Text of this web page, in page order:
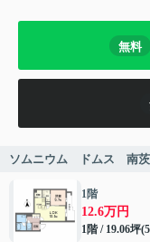
無料
ソムニウム ドムス 南茨
1階
12.6万円
1階 / 19.06坪